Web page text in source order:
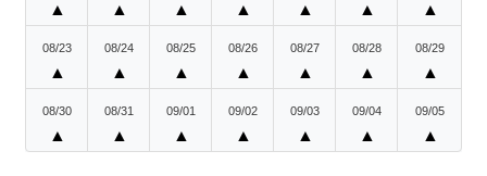
▲ ▲ ▲ ▲ ▲ ▲ ▲
08/23
▲
08/24
▲
08/25
▲
08/26
▲
08/27
▲
08/28
▲
08/29
▲
08/30
▲
08/31
▲
09/01
▲
09/02
▲
09/03
▲
09/04
▲
09/05
▲